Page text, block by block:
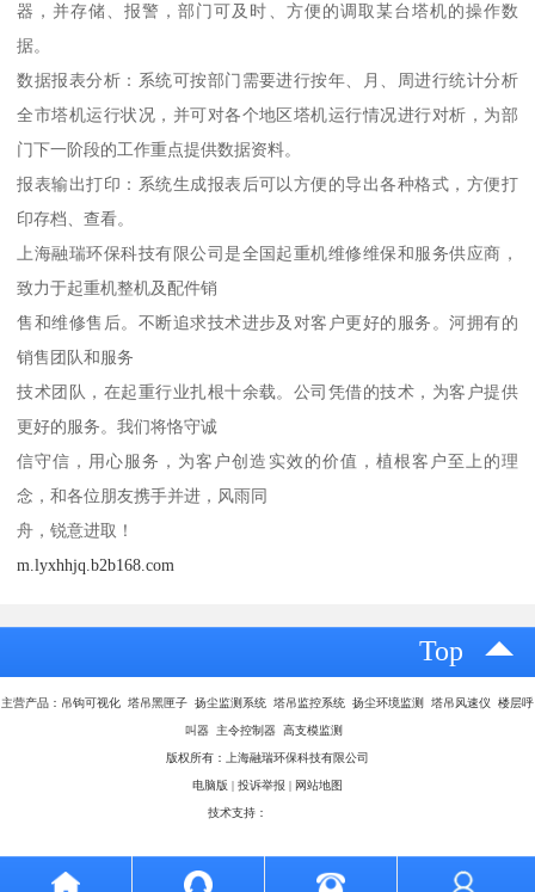
器，并存储、报警，部门可及时、方便的调取某台塔机的操作数
据。
数据报表分析：系统可按部门需要进行按年、月、周进行统计分析
全市塔机运行状况，并可对各个地区塔机运行情况进行对析，为部
门下一阶段的工作重点提供数据资料。
报表输出打印：系统生成报表后可以方便的导出各种格式，方便打
印存档、查看。
上海融瑞环保科技有限公司是全国起重机维修维保和服务供应商，
致力于起重机整机及配件销
售和维修售后。不断追求技术进步及对客户更好的服务。河拥有的
销售团队和服务
技术团队，在起重行业扎根十余载。公司凭借的技术，为客户提供
更好的服务。我们将恪守诚
信守信，用心服务，为客户创造实效的价值，植根客户至上的理
念，和各位朋友携手并进，风雨同
舟，锐意进取！
m.lyxhhjq.b2b168.com
Top
主营产品：吊钩可视化 塔吊黑匣子 扬尘监测系统 塔吊监控系统 扬尘环境监测 塔吊风速仪 楼层呼
叫器 主令控制器 高支模监测
版权所有：上海融瑞环保科技有限公司
电脑版 | 投诉举报 | 网站地图
技术支持：